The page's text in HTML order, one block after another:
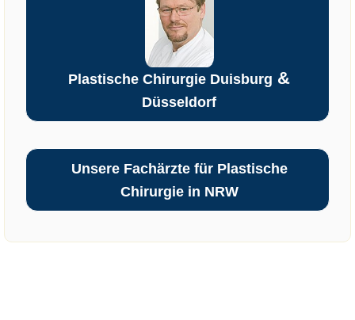
Plastische Chirurgie Duisburg &
Düsseldorf
Unsere Fachärzte für Plastische
Chirurgie in NRW